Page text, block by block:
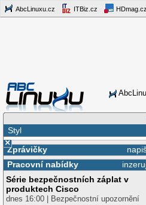
AbcLinuxu.cz ITBiz.cz HDmag.cz
Styl
×
Zprávičky
Pracovní nabídky
Série bezpečnostních záplat v
produktech Cisco
dnes 16:00 | Bezpečnostní upozornění